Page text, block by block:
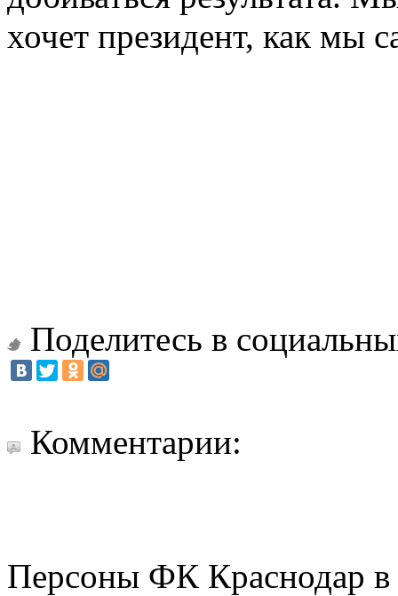
хочет президент, как мы
Поделитесь в
Комментарии:
Персоны ФК Краснодар в